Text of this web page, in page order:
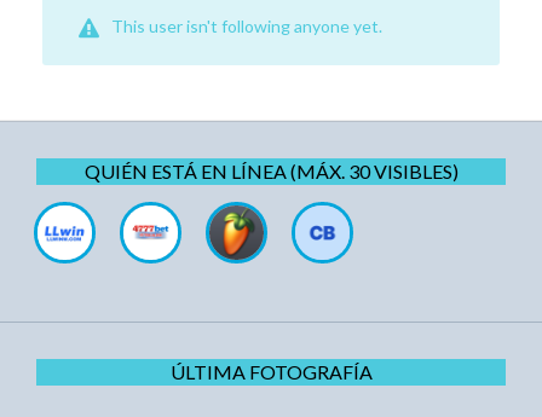
This user isn't following anyone yet.
QUIÉN ESTÁ EN LÍNEA (MÁX. 30 VISIBLES)
ÚLTIMA FOTOGRAFÍA